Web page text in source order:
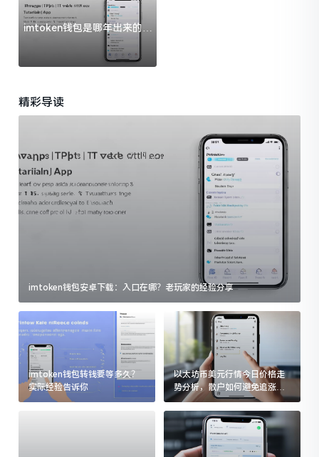
imtoken钱包是哪年出来的？
一文给你说清楚
精彩导读
imtoken钱包安卓下载：入口在哪？老玩家的经验分享
imtoken钱包转钱要等多久？
实际经验告诉你
以太坊币美元行情今日价格走
势分析，散户如何避免追涨杀
跌被套牢